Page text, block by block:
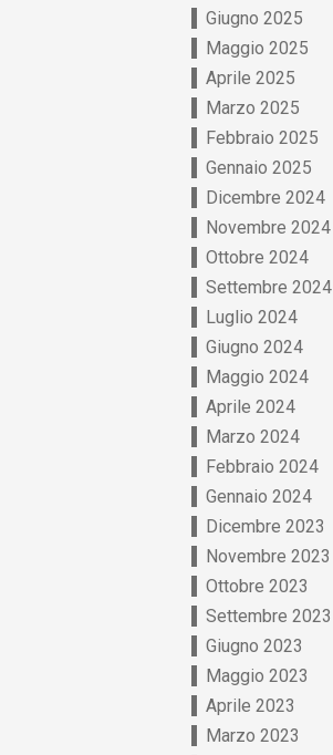
Giugno 2025
Maggio 2025
Aprile 2025
Marzo 2025
Febbraio 2025
Gennaio 2025
Dicembre 2024
Novembre 2024
Ottobre 2024
Settembre 2024
Luglio 2024
Giugno 2024
Maggio 2024
Aprile 2024
Marzo 2024
Febbraio 2024
Gennaio 2024
Dicembre 2023
Novembre 2023
Ottobre 2023
Settembre 2023
Giugno 2023
Maggio 2023
Aprile 2023
Marzo 2023